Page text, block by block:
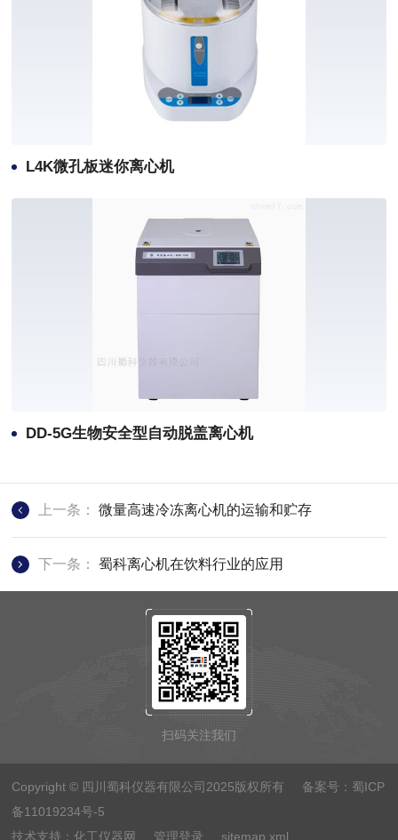
L4K微孔板迷你离心机
DD-5G生物安全型自动脱盖离心机
上一条：微量高速冷冻离心机的运输和贮存
下一条：蜀科离心机在饮料行业的应用
扫码关注我们
Copyright © 四川蜀科仪器有限公司2025版权所有 备案号： 蜀ICP
备11019234号-5
技术支持：化工仪器网 管理登录 sitemap.xml